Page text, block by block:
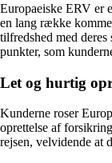
Europaeiske ERV er
en lang række
tilfredshed med
punkter, som
Let og hurtig
Kunderne roser
oprettelse af
rejsen, velvidende at